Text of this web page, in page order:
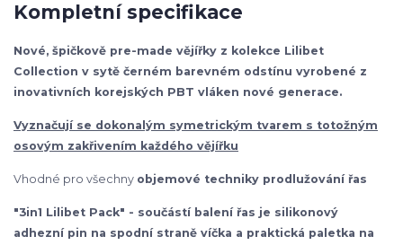
Kompletní specifikace
Nové, špičkově pre-made vějířky z kolekce Lilibet
Collection v sytě černém barevném odstínu vyrobené z
inovativních korejských PBT vláken nové generace.
Vyznačují se dokonalým symetrickým tvarem s totožným
osovým zakřivením každého vějířku
Vhodné pro všechny objemové techniky prodlužování řas
"3in1 Lilibet Pack" - součástí balení řas je silikonový
adhezní pin na spodní straně víčka a praktická paletka na